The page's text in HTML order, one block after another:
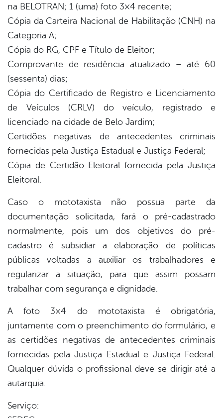
na BELOTRAN; 1 (uma) foto 3×4 recente;
Cópia da Carteira Nacional de Habilitação (CNH) na
Categoria A;
Cópia do RG, CPF e Título de Eleitor;
Comprovante de residência atualizado – até 60
(sessenta) dias;
Cópia do Certificado de Registro e Licenciamento
de Veículos (CRLV) do veículo, registrado e
licenciado na cidade de Belo Jardim;
Certidões negativas de antecedentes criminais
fornecidas pela Justiça Estadual e Justiça Federal;
Cópia de Certidão Eleitoral fornecida pela Justiça
Eleitoral.
Caso o mototaxista não possua parte da
documentação solicitada, fará o pré-cadastrado
normalmente, pois um dos objetivos do pré-
cadastro é subsidiar a elaboração de políticas
públicas voltadas a auxiliar os trabalhadores e
regularizar a situação, para que assim possam
trabalhar com segurança e dignidade.
A foto 3×4 do mototaxista é obrigatória,
juntamente com o preenchimento do formulário, e
as certidões negativas de antecedentes criminais
fornecidas pela Justiça Estadual e Justiça Federal.
Qualquer dúvida o profissional deve se dirigir até a
autarquia.
Serviço: